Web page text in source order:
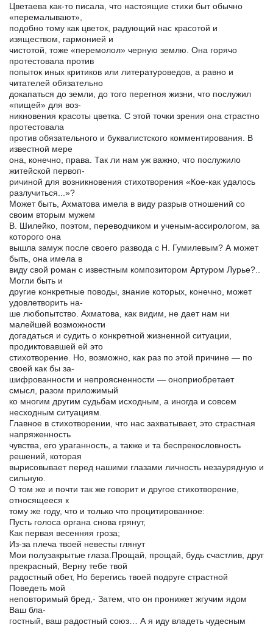
Цветаева как-то писала, что настоящие стихи быт обычно
«перемалывают»,
подобно тому как цветок, радующий нас красотой и
изяществом, гармонией и
чистотой, тоже «перемолол» черную землю. Она горячо
протестовала против
попыток иных критиков или литературоведов, а равно и
читателей обязательно
докапаться до земли, до того перегноя жизни, что послужил
«пищей» для воз-
никновения красоты цветка. С этой точки зрения она страстно
протестовала
против обязательного и буквалистского комментирования. В
известной мере
она, конечно, права. Так ли нам уж важно, что послужило
житейской первоп-
ричиной для возникновения стихотворения «Кое-как удалось
разлучиться...»?
Может быть, Ахматова имела в виду разрыв отношений со
своим вторым мужем
В. Шилейко, поэтом, переводчиком и ученым-ассирологом, за
которого она
вышла замуж после своего развода с Н. Гумилевым? А может
быть, она имела в
виду свой роман с известным композитором Артуром Лурье?..
Могли быть и
другие конкретные поводы, знание которых, конечно, может
удовлетворить на-
ше любопытство. Ахматова, как видим, не дает нам ни
малейшей возможности
догадаться и судить о конкретной жизненной ситуации,
продиктовавшей ей это
стихотворение. Но, возможно, как раз по этой причине — по
своей как бы за-
шифрованности и непроясненности — оноприобретает
смысл, разом приложимый
ко многим другим судьбам исходным, а иногда и совсем
несходным ситуациям.
Главное в стихотворении, что нас захватывает, это страстная
напряженность
чувства, его ураганность, а также и та беспрекословность
решений, которая
вырисовывает перед нашими глазами личность незаурядную и
сильную.
О том же и почти так же говорит и другое стихотворение,
относящееся к
тому же году, что и только что процитированное:
Пусть голоса органа снова грянут,
Как первая весенняя гроза;
Из-за плеча твоей невесты глянут
Мои полузакрытые глаза.Прощай, прощай, будь счастлив, друг
прекрасный, Верну тебе твой
радостный обет, Но берегись твоей подруге страстной
Поведеть мой
неповторимый бред,- Затем, что он пронижет жгучим ядом
Ваш бла-
гостный, ваш радостный союз… А я иду владеть чудесным